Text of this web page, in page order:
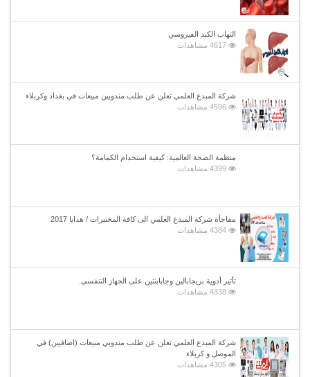
التهاب الكبد الفيروسي
4617 مشاهدات
شركة المبدع العلمي تعلن عن طلب مندوبين مبيعات في بغداد وكربلاء
4596 مشاهدات
منظمة الصحة العالمية: كيفية استخدام الكمامة؟
4399 مشاهدات
مفاجأة شركة المبدع العلمي الى كافة المختبرات / هدايا 2017
4384 مشاهدات
تأثير أدوية بريجابالين وجابابنتين على الجهاز التنفسي.
4338 مشاهدات
شركة المبدع العلمي تعلن عن طلب مندوبي مبيعات (اضافيين) في
الموصل و كربلاء
4305 مشاهدات